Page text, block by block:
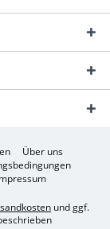
Über uns
und ggf.